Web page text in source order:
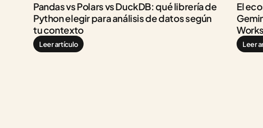
Pandas vs Polars vs DuckDB: qué librería de
Python elegir para análisis de datos según
tu contexto
Leer artículo
El
Leer